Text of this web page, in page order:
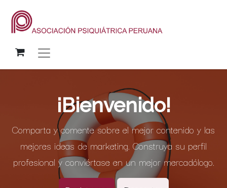
¡Bienvenido!
Comparta y comente sobre el mejor contenido y las
mejores ideas de marketing. Construya su perfil
profesional y conviértase en un mejor mercadólogo.